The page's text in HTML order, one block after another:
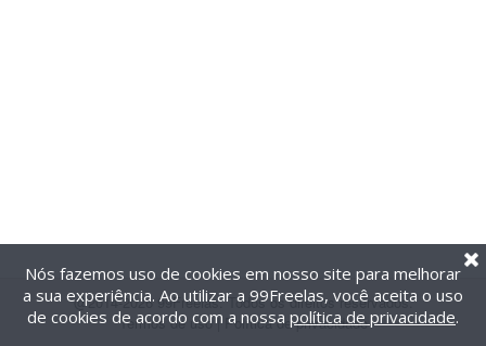
@2014-2026 99Freelas. Todos os direitos reservados.
Termos de uso| Política de privacidade
Nós fazemos uso de cookies em nosso site para melhorar
a sua experiência. Ao utilizar a 99Freelas, você aceita o uso
de cookies de acordo com a nossa política de privacidade.